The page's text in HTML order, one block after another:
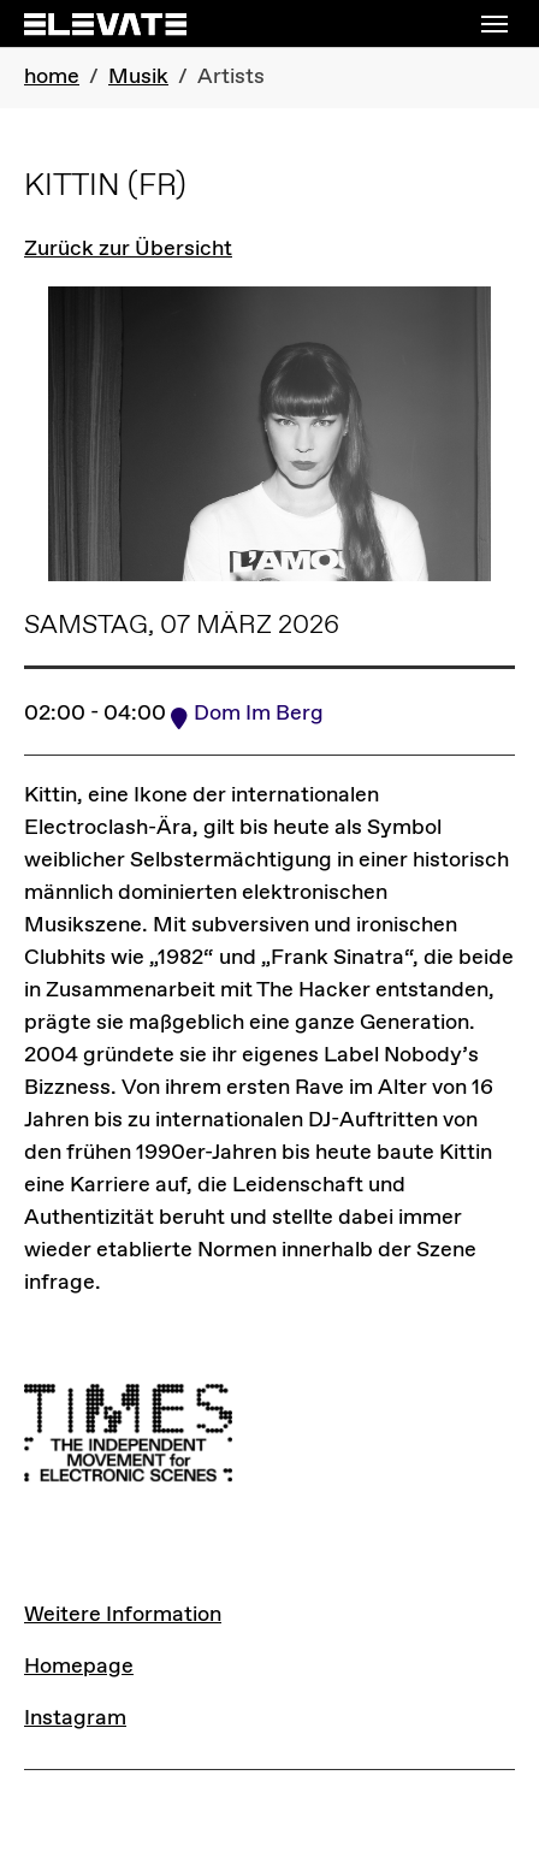
Skip to main navigation
Skip to main content
Skip to page footer
You are here:
home Musik Artists
KITTIN (FR)
Zurück zur Übersicht
SAMSTAG, 07 MÄRZ 2026
02:00 - 04:00 Dom Im Berg
Kittin, eine Ikone der internationalen
Electroclash-Ära, gilt bis heute als Symbol
weiblicher Selbstermächtigung in einer historisch
männlich dominierten elektronischen
Musikszene. Mit subversiven und ironischen
Clubhits wie „1982“ und „Frank Sinatra“, die beide
in Zusammenarbeit mit The Hacker entstanden,
prägte sie maßgeblich eine ganze Generation.
2004 gründete sie ihr eigenes Label Nobody’s
Bizzness. Von ihrem ersten Rave im Alter von 16
Jahren bis zu internationalen DJ-Auftritten von
den frühen 1990er-Jahren bis heute baute Kittin
eine Karriere auf, die Leidenschaft und
Authentizität beruht und stellte dabei immer
wieder etablierte Normen innerhalb der Szene
infrage.
LINKS
Weitere Information
Homepage
Instagram